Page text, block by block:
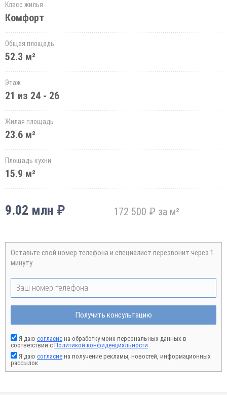
Класс жилья
Комфорт
Общая площадь
52.3 м²
Этаж
21 из 24 - 26
Жилая площадь
23.6 м²
Площадь кухни
15.9 м²
9.02 млн ₽ 172 500 ₽ за м²
Оставьте свой номер телефона и специалист перезвонит через 1
минуту
Получить консультацию
Я даю согласие на обработку моих персональных данных в
соответствии с Политикой конфиденциальности
Я даю согласие на получение рекламы, новостей, информационных
рассылок